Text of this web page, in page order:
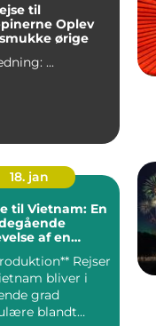
til
Oplev
ørige
Indledning: ...
18. jan
til Vietnam: En
af en
Rejser
bliver i
grad
blandt